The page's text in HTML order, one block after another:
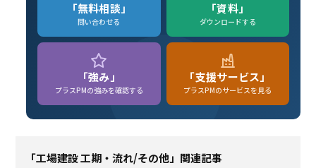
「無料相談」
問い合わせる
「資料」
ダウンロードする
「強み」
プラスPMの強みを確認する
「支援サービス」
プラスPMのサービスを見る
「工場建設 工期・流れ/その他」関連記事